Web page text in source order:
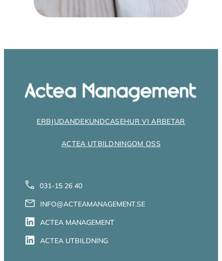
031-15 26 40
INFO@ACTEAMANAGEMENT.SE
ACTEA MANAGEMENT
ACTEA UTBILDNING
ERBJUDANDEKUNDCASEHUR VI ARBETAR
ACTEA UTBILDNINGOM OSS